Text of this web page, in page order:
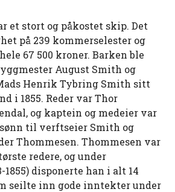
et stort og påkostet skip. Det
på 239 kommerselester og
67 500 kroner. Barken ble
August Smith og
Henrik Tybring Smith sitt
i 1855. Reder var Thor
og kaptein og medeier var
til verftseier Smith og
Thommesen. Thommesen var
redere, og under
disponerte han i alt 14
seilte inn gode inntekter under